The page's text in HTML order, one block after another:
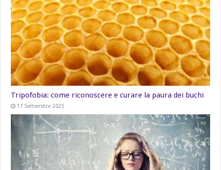
Tripofobia: come riconoscere e curare la paura dei buchi
17 Settembre 2025